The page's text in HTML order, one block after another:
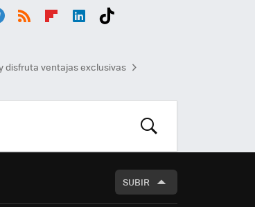
disfruta ventajas exclusivas
BUSCAR
SUBIR